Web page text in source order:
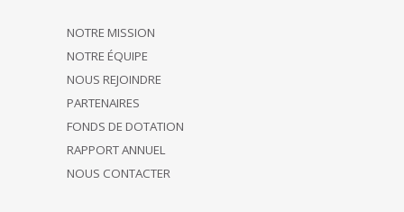
NOTRE MISSION
NOTRE ÉQUIPE
NOUS REJOINDRE
PARTENAIRES
FONDS DE DOTATION
RAPPORT ANNUEL
NOUS CONTACTER